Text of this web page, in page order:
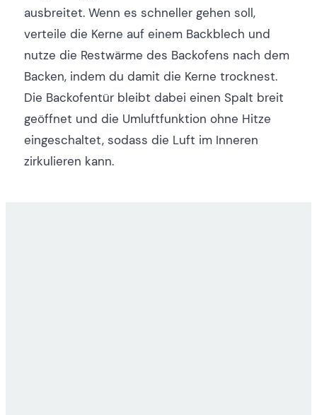
ausbreitet. Wenn es schneller gehen soll,
verteile die Kerne auf einem Backblech und
nutze die Restwärme des Backofens nach dem
Backen, indem du damit die Kerne trocknest.
Die Backofentür bleibt dabei einen Spalt breit
geöffnet und die Umluftfunktion ohne Hitze
eingeschaltet, sodass die Luft im Inneren
zirkulieren kann.